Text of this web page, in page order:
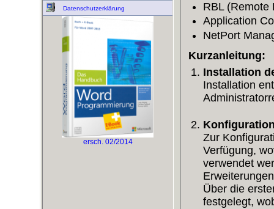
Datenschutzerklärung
ersch. 02/2014
RBL (Remote
Application
NetPort
Kurzanleitung:
Installation
Installation
Zur
Verfügung,
verwendet
Über die
festgelegt,